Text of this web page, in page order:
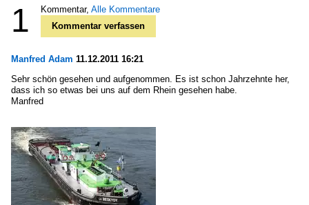
1 Kommentar, Alle Kommentare
Kommentar verfassen
Manfred Adam 11.12.2011 16:21
Sehr schön gesehen und aufgenommen. Es ist schon Jahrzehnte her,
dass ich so etwas bei uns auf dem Rhein gesehen habe.
Manfred